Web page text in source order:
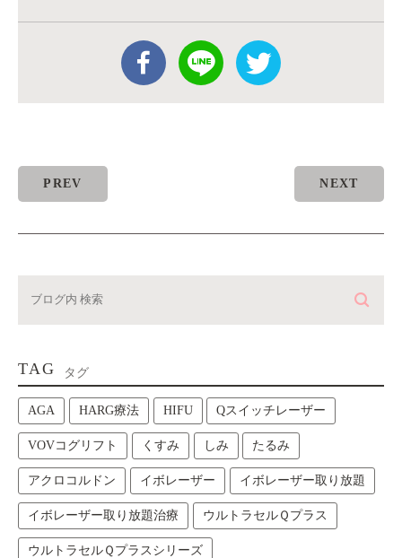
PREV NEXT
TAG タグ
AGA HARG療法 HIFU Qスイッチレーザー
VOVコグリフト くすみ しみ たるみ
アクロコルドン イボレーザー イボレーザー取り放題
イボレーザー取り放題治療 ウルトラセルＱプラス
ウルトラセルＱプラスシリーズ